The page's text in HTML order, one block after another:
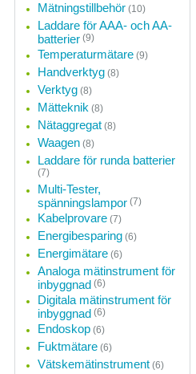
Mätningstillbehör (10)
Laddare för AAA- och AA-
batterier (9)
Temperaturmätare (9)
Handverktyg (8)
Verktyg (8)
Mätteknik (8)
Nätaggregat (8)
Waagen (8)
Laddare för runda batterier
(7)
Multi-Tester,
spänningslampor (7)
Kabelprovare (7)
Energibesparing (6)
Energimätare (6)
Analoga mätinstrument för
inbyggnad (6)
Digitala mätinstrument för
inbyggnad (6)
Endoskop (6)
Fuktmätare (6)
Vätskemätinstrument (6)